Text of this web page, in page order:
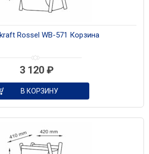
Rossel WB-571 Корзина
3 120 ₽
В КОРЗИНУ